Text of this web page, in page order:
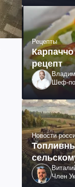
Рецепты
рецепт
Шеф-
Новости
Член